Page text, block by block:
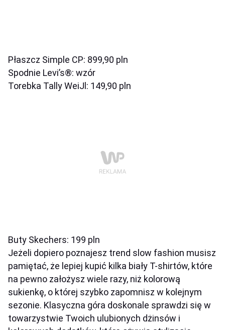
Płaszcz Simple CP: 899,90 pln
Spodnie Levi’s®: wzór
Torebka Tally WeiJl: 149,90 pln
Buty Skechers: 199 pln
Jeżeli dopiero poznajesz trend slow fashion musisz
pamiętać, że lepiej kupić kilka biały T-shirtów, które
na pewno założysz wiele razy, niż kolorową
sukienkę, o której szybko zapomnisz w kolejnym
sezonie. Klasyczna góra doskonale sprawdzi się w
towarzystwie Twoich ulubionych dżinsów i